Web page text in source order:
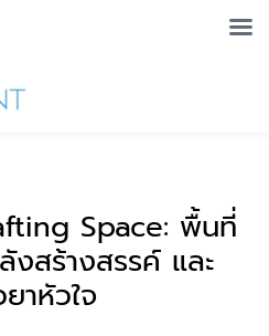
Space: พื้นที่
สร้างสรรค์ และ
าหัวใจ